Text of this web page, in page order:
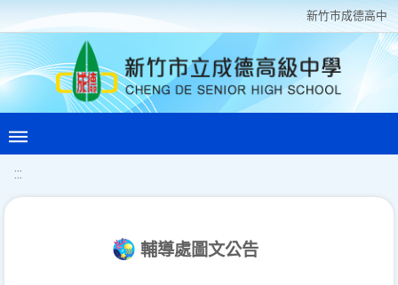
新竹巿成德高中
:::
輔導處圖文公告